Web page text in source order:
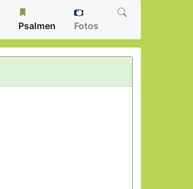
Psalmen Fotos